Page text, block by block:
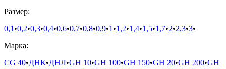
Размер:
0,1•0,2•0,3•0,4•0,6•0,7•0,8•0,9•1•1,2•1,4•1,5•1,7•2•2,3•3•
Марка:
CG 40•ДНК•ДНЛ•GH 10•GH 100•GH 150•GH 20•GH 200•GH